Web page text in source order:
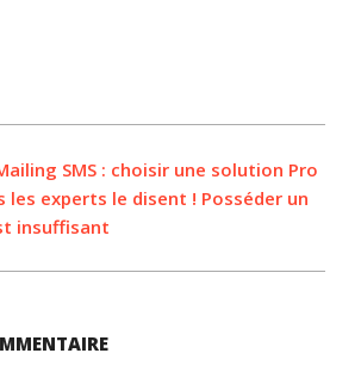
SMS : choisir une solution Pro
les experts le disent ! Posséder un
insuffisant